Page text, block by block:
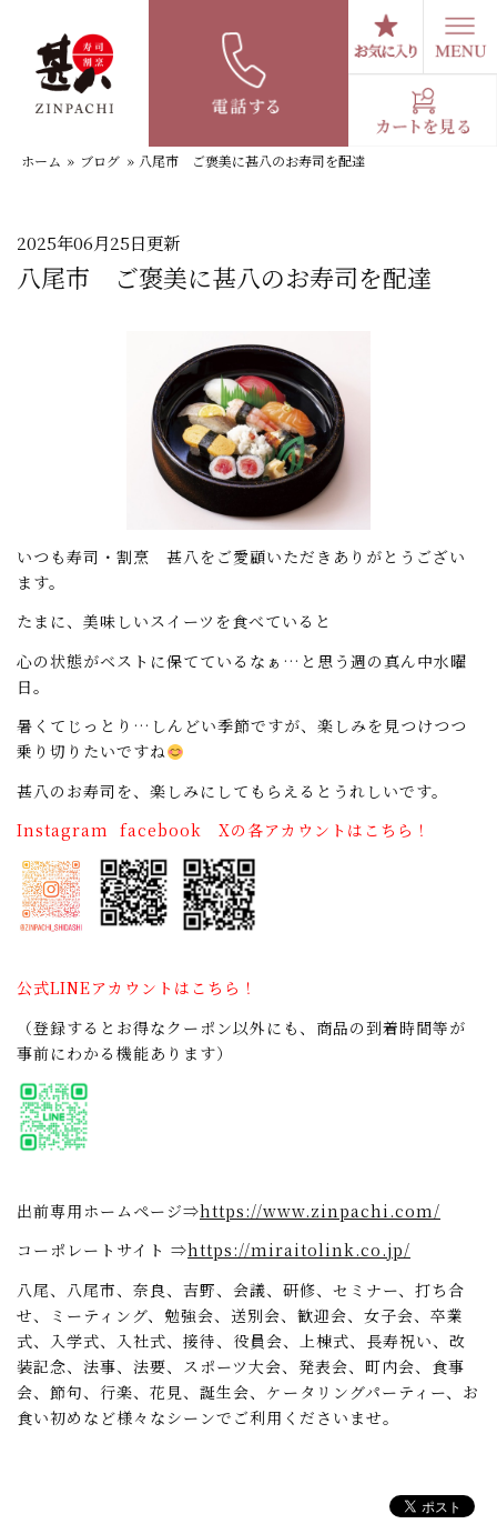
スタッフブログ
ホーム » ブログ » 八尾市 ご褒美に甚八のお寿司を配達
2025年06月25日更新
八尾市 ご褒美に甚八のお寿司を配達
いつも寿司・割烹 甚八をご愛顧いただきありがとうござい
ます。
たまに、美味しいスイーツを食べていると
心の状態がベストに保てているなぁ…と思う週の真ん中水曜
日。
暑くてじっとり…しんどい季節ですが、楽しみを見つけつつ
乗り切りたいですね
甚八のお寿司を、楽しみにしてもらえるとうれしいです。
Instagram facebook Xの各アカウントはこちら！
公式LINEアカウントはこちら！
（登録するとお得なクーポン以外にも、商品の到着時間等が
事前にわかる機能あります）
出前専用ホームページ⇒https://www.zinpachi.com/
コーポレートサイト ⇒https://miraitolink.co.jp/
八尾、八尾市、奈良、吉野、会議、研修、セミナー、打ち合
せ、ミーティング、勉強会、送別会、歓迎会、女子会、卒業
式、入学式、入社式、接待、役員会、上棟式、長寿祝い、改
装記念、法事、法要、スポーツ大会、発表会、町内会、食事
会、節句、行楽、花見、誕生会、ケータリングパーティー、お
食い初めなど様々なシーンでご利用くださいませ。